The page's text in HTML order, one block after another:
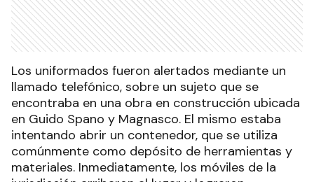
Los uniformados fueron alertados mediante un
llamado telefónico, sobre un sujeto que se
encontraba en una obra en construcción ubicada
en Guido Spano y Magnasco. El mismo estaba
intentando abrir un contenedor, que se utiliza
comúnmente como depósito de herramientas y
materiales. Inmediatamente, los móviles de la